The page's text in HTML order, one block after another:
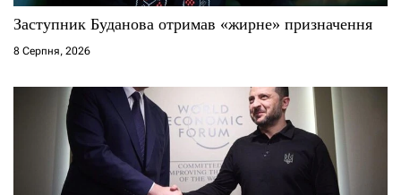
Заступник Буданова отримав «жирне» призначення
8 Серпня, 2026